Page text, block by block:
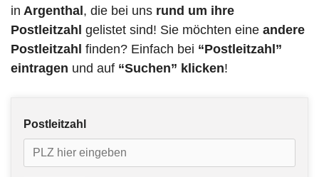
in Argenthal , die bei uns rund um ihre
Postleitzahl gelistet sind! Sie möchten eine andere
Postleitzahl finden? Einfach bei “Postleitzahl”
eintragen und auf “Suchen” klicken!
Postleitzahl